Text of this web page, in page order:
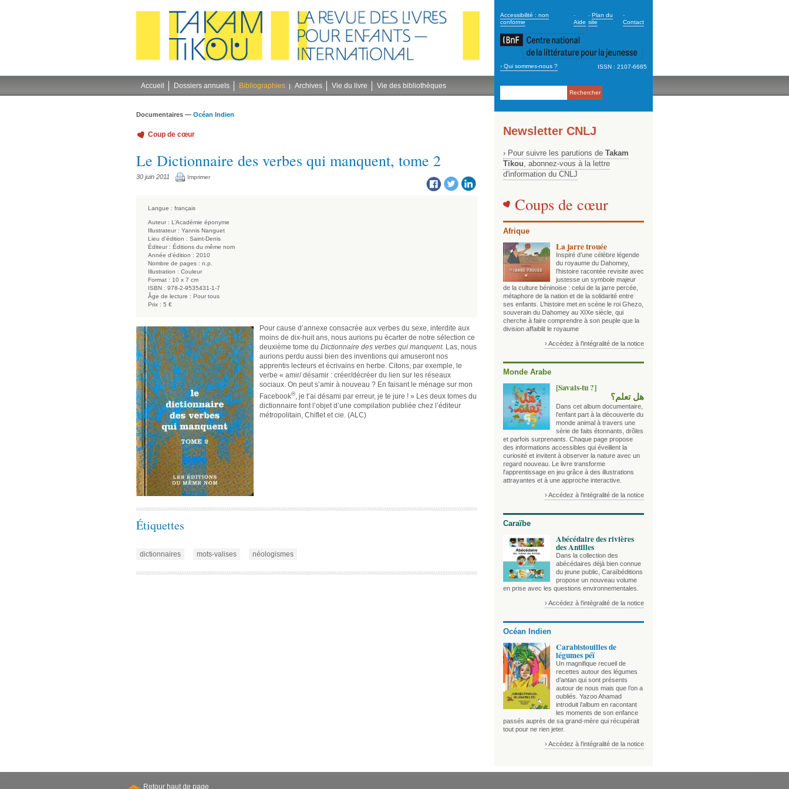
secondary_2
Accessibilité : non
conforme
-
Aide
-Plan du
site
-
Contact
Navigation
› Qui sommes-nous ? ISSN : 2107-6685
Accueil Dossiers annuels Bibliographies Archives Vie du livre Vie des bibliothèques
Documentaires — Océan Indien
Coup de cœur
Le Dictionnaire des verbes qui manquent, tome 2
30 juin 2011 Imprimer
Langue : français
Auteur : L’Académie éponyme
Illustrateur : Yannis Nanguet
Lieu d'édition : Saint-Denis
Éditeur : Éditions du même nom
Année d'édition : 2010
Nombre de pages : n.p.
Illustration : Couleur
Format : 10 x 7 cm
ISBN : 978-2-9535431-1-7
Âge de lecture : Pour tous
Prix : 5 €
Pour cause d’annexe consacrée aux verbes du sexe, interdite aux
moins de dix-huit ans, nous aurions pu écarter de notre sélection ce
deuxième tome du Dictionnaire des verbes qui manquent. Las, nous
aurions perdu aussi bien des inventions qui amuseront nos
apprentis lecteurs et écrivains en herbe. Citons, par exemple, le
verbe « amir/ désamir : créer/décréer du lien sur les réseaux
sociaux. On peut s’amir à nouveau ? En faisant le ménage sur mon
Facebook®, je t’ai désami par erreur, je te jure ! » Les deux tomes du
dictionnaire font l’objet d’une compilation publiée chez l’éditeur
métropolitain, Chiflet et cie. (ALC)
Étiquettes
dictionnaires mots-valises néologismes
Newsletter CNLJ
› Pour suivre les parutions de Takam
Tikou, abonnez-vous à la lettre
d'information du CNLJ
Coups de cœur
Afrique
La jarre trouée
Inspiré d’une célèbre légende
du royaume du Dahomey,
l’histoire racontée revisite avec
justesse un symbole majeur
de la culture béninoise : celui de la jarre percée,
métaphore de la nation et de la solidarité entre
ses enfants. L’histoire met en scène le roi Ghezo,
souverain du Dahomey au XIXe siècle, qui
cherche à faire comprendre à son peuple que la
division affaiblit le royaume
› Accédez à l'intégralité de la notice
Monde Arabe
[Savais-tu ?]
هل تعلم؟
Dans cet album documentaire,
l'enfant part à la découverte du
monde animal à travers une
série de faits étonnants, drôles
et parfois surprenants. Chaque page propose
des informations accessibles qui éveillent la
curiosité et invitent à observer la nature avec un
regard nouveau. Le livre transforme
l'apprentissage en jeu grâce à des illustrations
attrayantes et à une approche interactive.
› Accédez à l'intégralité de la notice
Caraïbe
Abécédaire des rivières
des Antilles
Dans la collection des
abécédaires déjà bien connue
du jeune public, Caraïbéditions
propose un nouveau volume
en prise avec les questions environnementales.
› Accédez à l'intégralité de la notice
Océan Indien
Carabistouilles de
légumes péï
Un magnifique recueil de
recettes autour des légumes
d’antan qui sont présents
autour de nous mais que l’on a
oubliés. Yazoo Ahamad
introduit l’album en racontant
les moments de son enfance
passés auprès de sa grand-mère qui récupérait
tout pour ne rien jeter.
› Accédez à l'intégralité de la notice
Retour haut de page